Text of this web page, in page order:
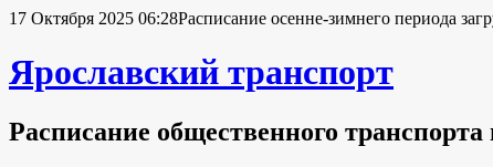
17 Октября 2025 06:28Расписание осенне-зимнего периода
Ярославский транспорт
Расписание общественного транспорта